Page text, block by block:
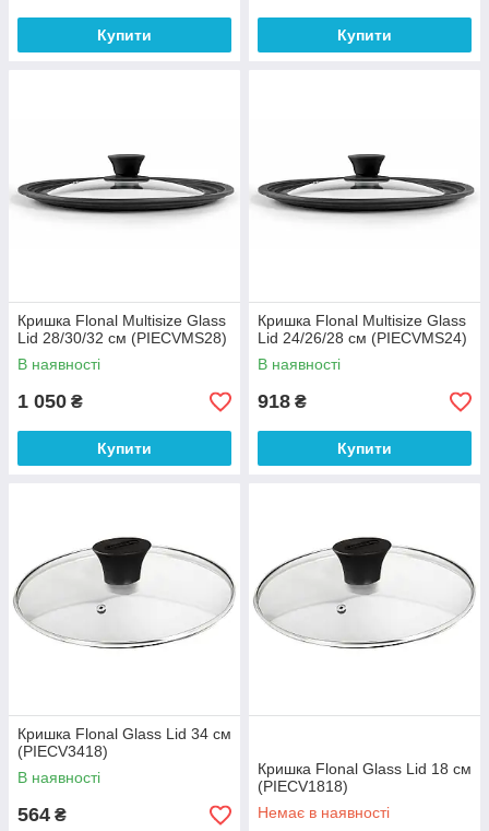
Купити Купити
Кришка Flonal Multisize Glass
Lid 28/30/32 см (PIECVMS28)
В наявності
1 050 ₴
Купити
Кришка Flonal Multisize Glass
Lid 24/26/28 см (PIECVMS24)
В наявності
918 ₴
Купити
Кришка Flonal Glass Lid 34 см
(PIECV3418)
В наявності
564 ₴
Кришка Flonal Glass Lid 18 см
(PIECV1818)
Немає в наявності